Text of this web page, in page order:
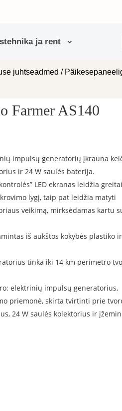
ja rent
juhtseadmed /
Farmer AS140
impulsų generatorių įkrauna
ir 24 W saulės baterija.
LED ekranas leidžia greitai
lygį, taip pat leidžia matyti
veikimą, mirksėdamas kartu
iš aukštos kokybės plastiko
tinka iki 14 km perimetro
elektrinių impulsų generatorius,
priemonė, skirta tvirtinti prie
24 W saulės kolektorius ir